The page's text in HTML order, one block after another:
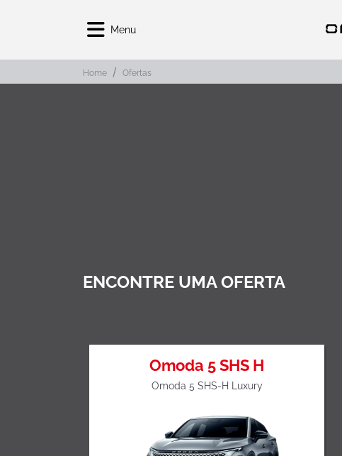
Menu
Home Ofertas
ENCONTRE UMA OFERTA
Omoda 5 SHS H
Omoda 5 SHS-H Luxury